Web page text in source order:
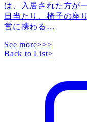
は、入居された方が
日当たり、椅子の座
営に携わる …
See more>>>
Back to List>